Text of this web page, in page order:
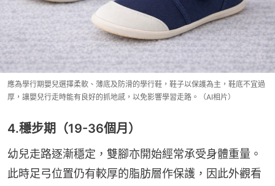
應為學行期嬰兒選擇柔軟、薄底及防滑的學行鞋，鞋子以保護為主，鞋底不宜過
厚，讓嬰兒行走時能有良好的抓地感，以免影響學習走路。（AI相片）
4.穩步期（19-36個月）
幼兒走路逐漸穩定，雙腳亦開始經常承受身體重量。
此時足弓位置仍有較厚的脂肪層作保護，因此外觀看